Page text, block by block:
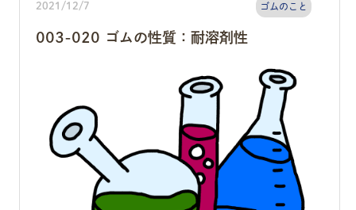
2021/12/7 ゴムのこと
003-020 ゴムの性質：耐溶剤性